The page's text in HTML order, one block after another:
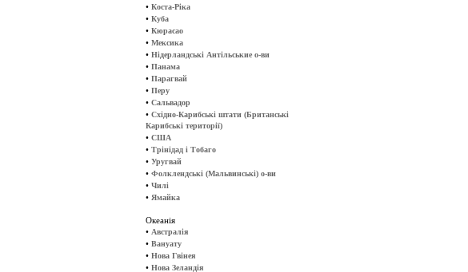
• Коста-Ріка
• Куба
• Кюрасао
• Мексика
• Нідерландські Антільськие о-ви
• Панама
• Парагвай
• Перу
• Сальвадор
• Східно-Карибські штати (Британські
Карибські території)
• США
• Трінідад і Тобаго
• Уругвай
• Фолклендські (Мальвинські) о-ви
• Чилі
• Ямайка
Океанія
• Австралія
• Вануату
• Нова Гвінея
• Нова Зеландія